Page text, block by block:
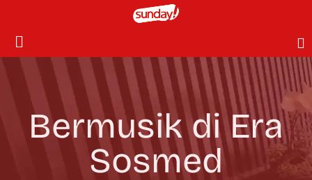
Bermusik di Era
Sosmed